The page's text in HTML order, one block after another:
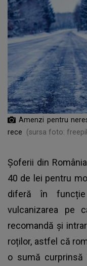
Amenzi pentru
rece
(sursa foto:
Șoferii din
40 de lei pentru
diferă în
vulcanizarea pe
recomandă și
roților, astfel că
o sumă